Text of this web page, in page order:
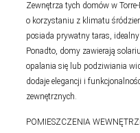
Zewnętrza tych domów w
o korzystaniu z klimatu
posiada prywatny taras,
Ponadto, domy zawierają
opalania się lub podziwiania
dodaje elegancji i
zewnętrznych.
POMIESZCZENIA